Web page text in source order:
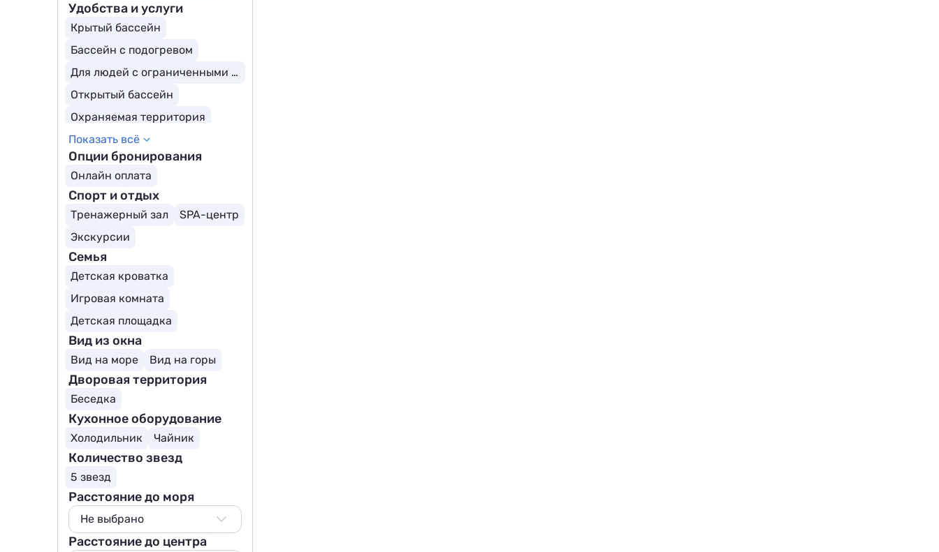
Удобства и услуги
Крытый бассейн
Бассейн с подогревом
Для людей с ограниченными возможностями
Открытый бассейн
Охраняемая территория
Смена белья
Трансфер (платно)
Бассейн
Парковка
Детский бассейн
Показать всё
Опции бронирования
Онлайн оплата
Спорт и отдых
Тренажерный зал
SPA-центр
Экскурсии
Семья
Детская кроватка
Игровая комната
Детская площадка
Вид из окна
Вид на море Вид на горы
Дворовая территория
Беседка
Кухонное оборудование
Холодильник Чайник
Количество звезд
5 звезд
Расстояние до моря
Не выбрано
Не выбрано
Расстояние до центра